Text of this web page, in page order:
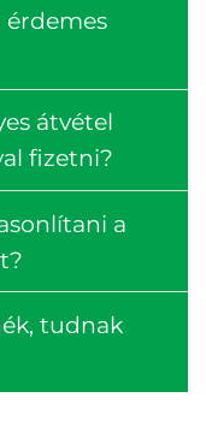
átvétel
fizetni?
a
tudnak